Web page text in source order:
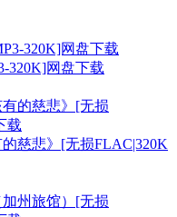
320K]网盘下载
慈悲》[无损FLAC|320K